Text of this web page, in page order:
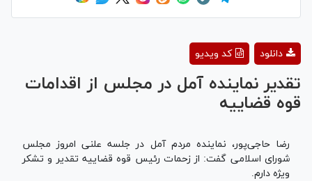
Video
کد ویدیو دانلود
تقدیر نماینده آمل در مجلس از اقدامات
قوه قضاییه
رضا حاجی‌پور، نماینده مردم آمل در جلسه علنی امروز مجلس
شورای اسلامی گفت: از زحمات رئیس قوه قضاییه تقدیر و تشکر
ویژه دارم.